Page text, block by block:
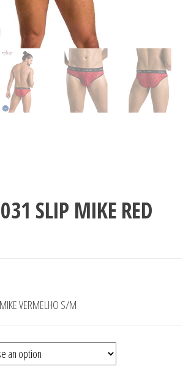
SLIP MIKE RED
VERMELHO S/M